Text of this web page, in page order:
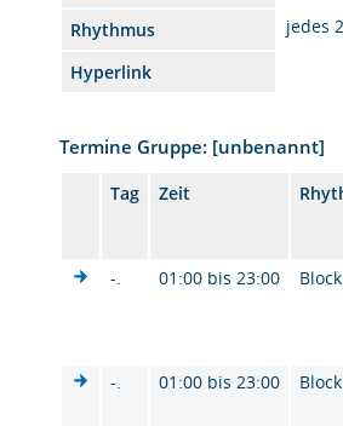
Rhythmus
jedes
Hyperlink
Termine Gruppe: [unbenannt]
Tag Zeit
-. 01:00 bis 23:00 Block
-. 01:00 bis 23:00 Block